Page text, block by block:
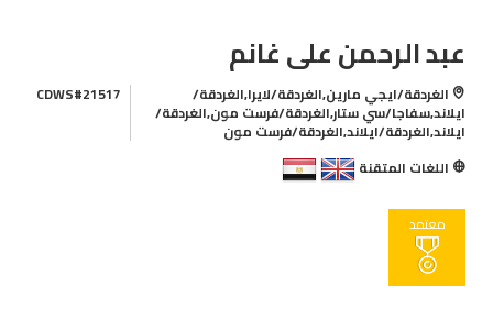
عبد الرحمن على غانم
الغردقة/ايجي مارين,الغردقة/لايرا,الغردقة/
ايلاند,سفاجا/سي ستار,الغردقة/فرست مون,الغردقة/
ايلاند,الغردقة/ايلاند,الغردقة/فرست مون
CDWS#21517
اللغات المتقنة
معتمد